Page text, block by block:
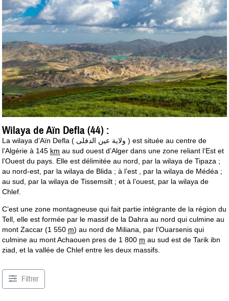
Wilaya de Aïn Defla (44) :
La wilaya d’Aïn Defla ( ولاية عين الدفلى ) est située au centre de
l’Algérie à 145 km au sud ouest d’Alger dans une zone reliant l’Est et
l’Ouest du pays. Elle est délimitée au nord, par la wilaya de Tipaza ;
au nord-est, par la wilaya de Blida ; à l’est , par la wilaya de Médéa ;
au sud, par la wilaya de Tissemsilt ; et à l’ouest, par la wilaya de
Chlef.
C’est une zone montagneuse qui fait partie intégrante de la région du
Tell, elle est formée par le massif de la Dahra au nord qui culmine au
mont Zaccar (1 550 m) au nord de Miliana, par l’Ouarsenis qui
culmine au mont Achaouen pres de 1 800 m au sud est de Tarik ibn
ziad, et la vallée de Chlef entre les deux massifs.
Filtrer